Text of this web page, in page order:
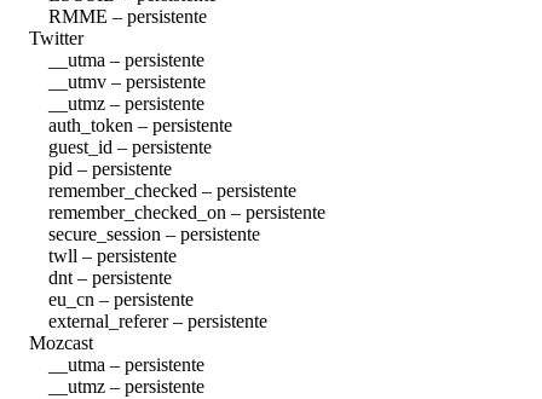
RMME – persistente
Twitter
__utma – persistente
__utmv – persistente
__utmz – persistente
auth_token – persistente
guest_id – persistente
pid – persistente
remember_checked – persistente
remember_checked_on – persistente
secure_session – persistente
twll – persistente
dnt – persistente
eu_cn – persistente
external_referer – persistente
Mozcast
__utma – persistente
__utmz – persistente